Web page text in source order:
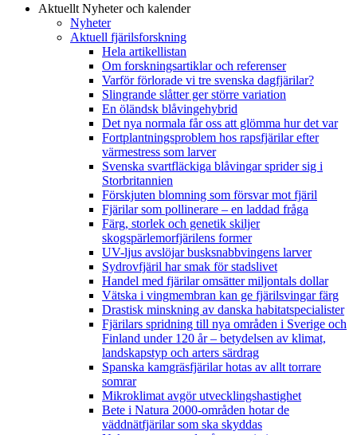
Aktuellt Nyheter och kalender
Nyheter
Aktuell fjärilsforskning
Hela artikellistan
Om forskningsartiklar och referenser
Varför förlorade vi tre svenska dagfjärilar?
Slingrande slåtter ger större variation
En öländsk blåvingehybrid
Det nya normala får oss att glömma hur det var
Fortplantningsproblem hos rapsfjärilar efter
värmestress som larver
Svenska svartfläckiga blåvingar sprider sig i
Storbritannien
Förskjuten blomning som försvar mot fjäril
Fjärilar som pollinerare – en laddad fråga
Färg, storlek och genetik skiljer
skogspärlemorfjärilens former
UV-ljus avslöjar busksnabbvingens larver
Sydrovfjäril har smak för stadslivet
Handel med fjärilar omsätter miljontals dollar
Vätska i vingmembran kan ge fjärilsvingar färg
Drastisk minskning av danska habitatspecialister
Fjärilars spridning till nya områden i Sverige och
Finland under 120 år– betydelsen av klimat,
landskapstyp och arters särdrag
Spanska kamgräsfjärilar hotas av allt torrare
somrar
Mikroklimat avgör utvecklingshastighet
Bete i Natura 2000-områden hotar de
väddnätfjärilar som ska skyddas